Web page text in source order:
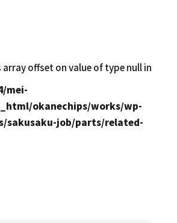
array offset on value of type null in
mei-
okanechips/works/wp-
sakusaku-job/parts/related-